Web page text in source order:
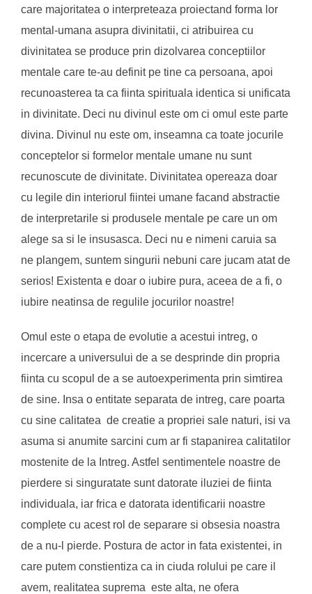
care majoritatea o interpreteaza proiectand forma lor
mental-umana asupra divinitatii, ci atribuirea cu
divinitatea se produce prin dizolvarea conceptiilor
mentale care te-au definit pe tine ca persoana, apoi
recunoasterea ta ca fiinta spirituala identica si unificata
in divinitate. Deci nu divinul este om ci omul este parte
divina. Divinul nu este om, inseamna ca toate jocurile
conceptelor si formelor mentale umane nu sunt
recunoscute de divinitate. Divinitatea opereaza doar
cu legile din interiorul fiintei umane facand abstractie
de interpretarile si produsele mentale pe care un om
alege sa si le insusasca. Deci nu e nimeni caruia sa
ne plangem, suntem singurii nebuni care jucam atat de
serios! Existenta e doar o iubire pura, aceea de a fi, o
iubire neatinsa de regulile jocurilor noastre!
Omul este o etapa de evolutie a acestui intreg, o
incercare a universului de a se desprinde din propria
fiinta cu scopul de a se autoexperimenta prin simtirea
de sine. Insa o entitate separata de intreg, care poarta
cu sine calitatea de creatie a propriei sale naturi, isi va
asuma si anumite sarcini cum ar fi stapanirea calitatilor
mostenite de la Intreg. Astfel sentimentele noastre de
pierdere si singuratate sunt datorate iluziei de fiinta
individuala, iar frica e datorata identificarii noastre
complete cu acest rol de separare si obsesia noastra
de a nu-l pierde. Postura de actor in fata existentei, in
care putem constientiza ca in ciuda rolului pe care il
avem, realitatea suprema este alta, ne ofera